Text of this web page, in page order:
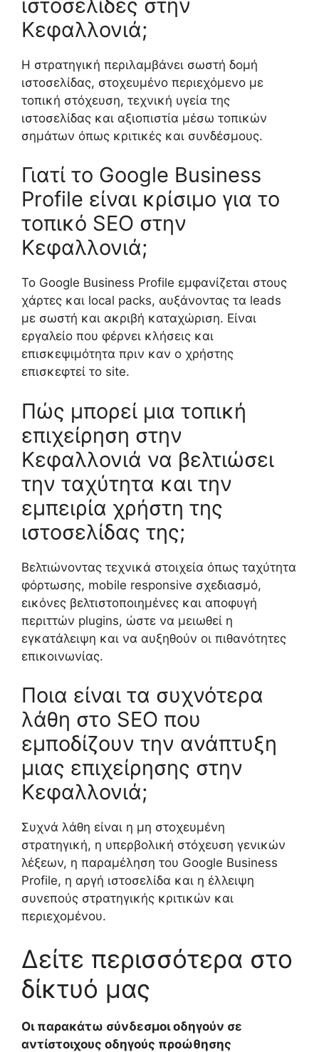
ιστοσελίδες στην
Κεφαλλονιά;
Η στρατηγική περιλαμβάνει σωστή δομή
ιστοσελίδας, στοχευμένο περιεχόμενο με
τοπική στόχευση, τεχνική υγεία της
ιστοσελίδας και αξιοπιστία μέσω τοπικών
σημάτων όπως κριτικές και συνδέσμους.
Γιατί το Google Business
Profile είναι κρίσιμο για το
τοπικό SEO στην
Κεφαλλονιά;
Το Google Business Profile εμφανίζεται στους
χάρτες και local packs, αυξάνοντας τα leads
με σωστή και ακριβή καταχώριση. Είναι
εργαλείο που φέρνει κλήσεις και
επισκεψιμότητα πριν καν ο χρήστης
επισκεφτεί το site.
Πώς μπορεί μια τοπική
επιχείρηση στην
Κεφαλλονιά να βελτιώσει
την ταχύτητα και την
εμπειρία χρήστη της
ιστοσελίδας της;
Βελτιώνοντας τεχνικά στοιχεία όπως ταχύτητα
φόρτωσης, mobile responsive σχεδιασμό,
εικόνες βελτιστοποιημένες και αποφυγή
περιττών plugins, ώστε να μειωθεί η
εγκατάλειψη και να αυξηθούν οι πιθανότητες
επικοινωνίας.
Ποια είναι τα συχνότερα
λάθη στο SEO που
εμποδίζουν την ανάπτυξη
μιας επιχείρησης στην
Κεφαλλονιά;
Συχνά λάθη είναι η μη στοχευμένη
στρατηγική, η υπερβολική στόχευση γενικών
λέξεων, η παραμέληση του Google Business
Profile, η αργή ιστοσελίδα και η έλλειψη
συνεπούς στρατηγικής κριτικών και
περιεχομένου.
Δείτε περισσότερα στο
δίκτυό μας
Οι παρακάτω σύνδεσμοι οδηγούν σε
αντίστοιχους οδηγούς προώθησης